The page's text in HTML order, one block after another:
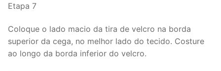
Etapa 7
Coloque o lado macio da tira de velcro na borda
superior da cega, no melhor lado do tecido. Costure
ao longo da borda inferior do velcro.